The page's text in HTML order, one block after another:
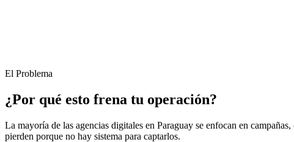
El Problema
¿Por qué esto frena tu operación?
La mayoría de las agencias digitales en Paraguay se enfocan en
pierden porque no hay sistema para captarlos.